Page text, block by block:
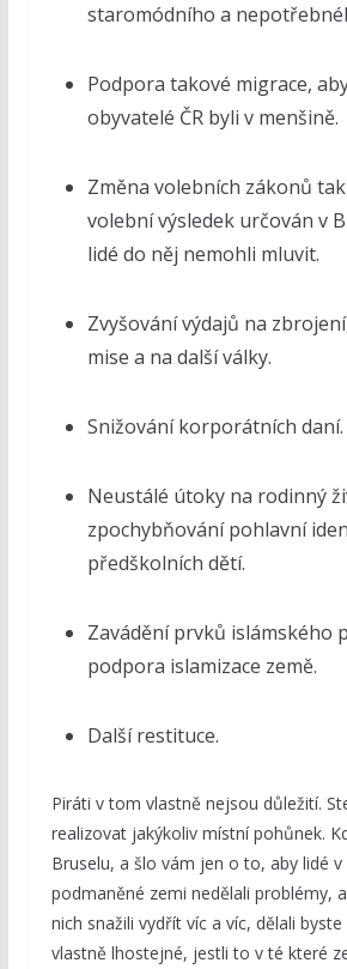
staromódního a
Podpora takové migrace,
obyvatelé ČR byli v menšině.
Změna volebních zákonů
volební výsledek určován v
lidé do něj nemohli mluvit.
Zvyšování výdajů na
mise a na další války.
Snižování korporátních daní.
Neustálé útoky na rodinný
zpochybňování pohlavní
předškolních dětí.
Zavádění prvků islámského
podpora islamizace země.
Další restituce.
Piráti v tom vlastně nejsou důležití.
realizovat jakýkoliv místní pohůnek.
Bruselu, a šlo vám jen o to, aby lidé v
podmaněné zemi nedělali problémy,
nich snažili vydřít víc a víc, dělali
vlastně lhostejné, jestli to v té které